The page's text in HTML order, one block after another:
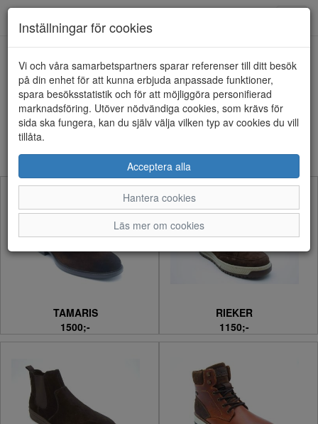
Herr - Kängor (42 artiklar)
Sortera efter:
TAMARIS
1500;-
RIEKER
1150;-
Inställningar för cookies
Vi och våra samarbetspartners sparar referenser till ditt besök
på din enhet för att kunna erbjuda anpassade funktioner,
spara besöksstatistik och för att möjliggöra personifierad
marknadsföring. Utöver nödvändiga cookies, som krävs för
sida ska fungera, kan du själv välja vilken typ av cookies du vill
tillåta.
Acceptera alla
Hantera cookies
Läs mer om cookies